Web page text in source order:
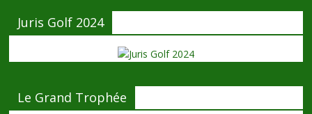
Juris Golf 2024
Le Grand Trophée